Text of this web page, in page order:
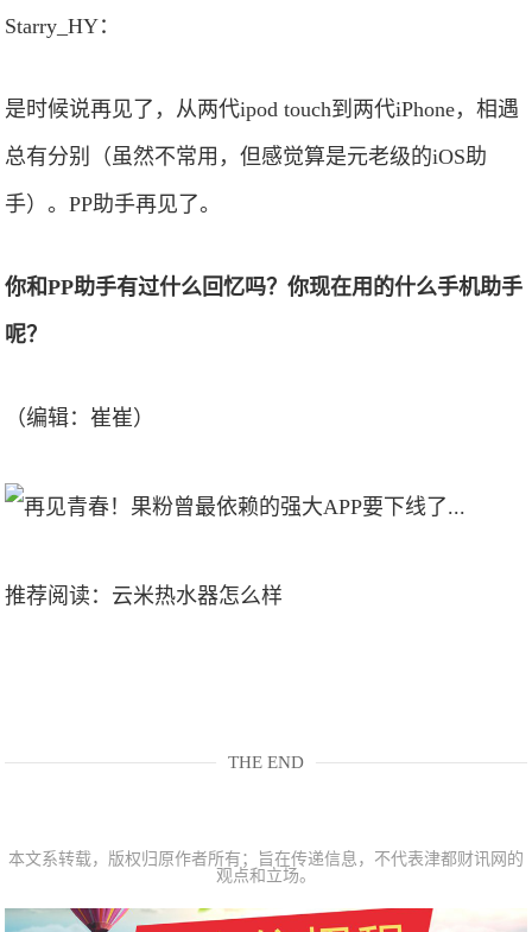
Starry_HY：
是时候说再见了，从两代ipod touch到两代iPhone，相遇
总有分别（虽然不常用，但感觉算是元老级的iOS助
手）。PP助手再见了。
你和PP助手有过什么回忆吗？你现在用的什么手机助手
呢？
（编辑：崔崔）
推荐阅读： 云米热水器怎么样
THE END
本文系转载，版权归原作者所有；旨在传递信息，不代表津都财讯网的
观点和立场。